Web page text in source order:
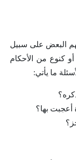
البعض على سبيل
أو كنوع من الأحكام
ما يأتي:
بها؟